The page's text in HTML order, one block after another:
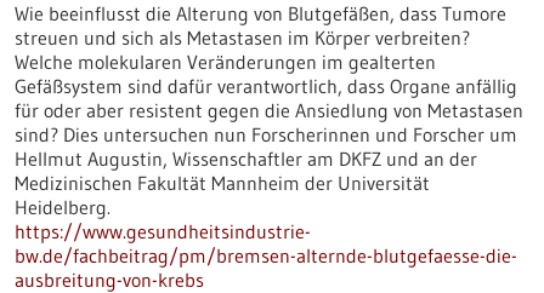
Wie beeinflusst die Alterung von Blutgefäßen, dass Tumore
streuen und sich als Metastasen im Körper verbreiten?
Welche molekularen Veränderungen im gealterten
Gefäßsystem sind dafür verantwortlich, dass Organe anfällig
für oder aber resistent gegen die Ansiedlung von Metastasen
sind? Dies untersuchen nun Forscherinnen und Forscher um
Hellmut Augustin, Wissenschaftler am DKFZ und an der
Medizinischen Fakultät Mannheim der Universität
Heidelberg.
https://www.gesundheitsindustrie-
bw.de/fachbeitrag/pm/bremsen-alternde-blutgefaesse-die-
ausbreitung-von-krebs